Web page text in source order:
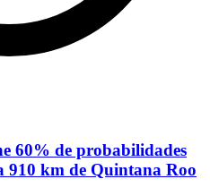
60% de probabilidades
910 km de Quintana Roo